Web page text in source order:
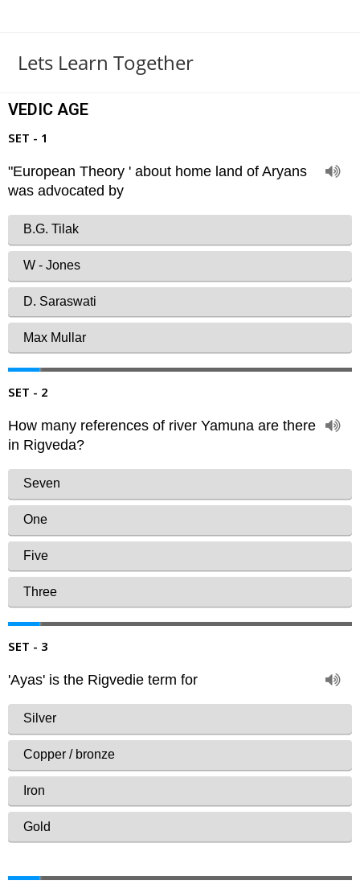
Lets Learn Together
VEDIC AGE
SET - 1
SET - 2
SET - 3